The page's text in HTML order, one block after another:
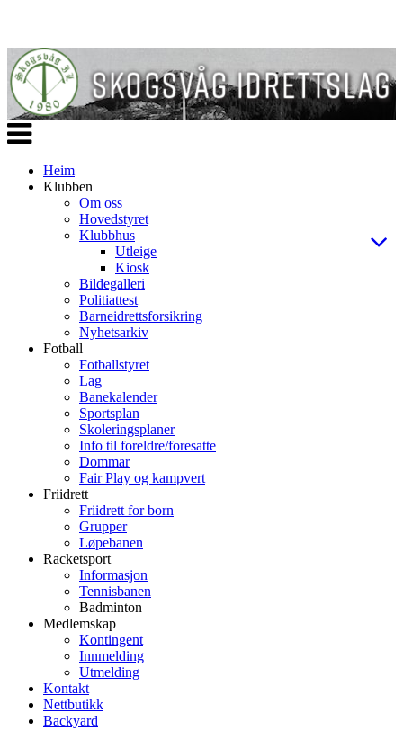
Veksle
navigasjon
Heim
Klubben
Om oss
Hovedstyret
Klubbhus
Utleige
Kiosk
Bildegalleri
Politiattest
Barneidrettsforsikring
Nyhetsarkiv
Fotball
Fotballstyret
Lag
Banekalender
Sportsplan
Skoleringsplaner
Info til foreldre/foresatte
Dommar
Fair Play og kampvert
Friidrett
Friidrett for born
Grupper
Løpebanen
Racketsport
Informasjon
Tennisbanen
Badminton
Medlemskap
Kontingent
Innmelding
Utmelding
Kontakt
Nettbutikk
Backyard